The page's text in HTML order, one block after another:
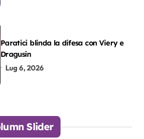
Paratici blinda la difesa con Viery e
Dragusin
Lug 6, 2026
Slider